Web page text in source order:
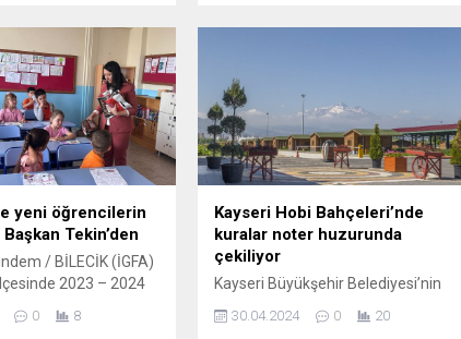
kapsamında
Rock Müziğinin
Manisa’da sahne
katıldığı
Valisi Enver Ünlü,
Belediye
Ferdi...
uluslararası Anadolu imam hatip
dilde 7’ncisi gerçekleştirilen “Türkiye
Münazaraları” finali ve ödül töreni
Kocaeli’de yapıldı. Kocaeli Başiskele
Gençlik Merkezinde düzenlenen
ödül...
yeni öğrencilerin
Tekin’den
/ BİLECİK (İGFA)
2023 – 2024
okulları
0 8
Kayseri Hobi Bahçeleri’nde
kuralar noter huzurunda
çekiliyor
Kayseri Büyükşehir Belediyesi’nin
vatandaşlara yönelik 22 bin 647
30.04.2024 0 20